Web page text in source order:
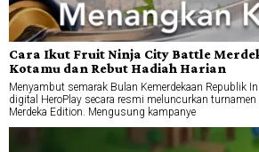
Cara Ikut Fruit Ninja City Battle
Kotamu dan Rebut Hadiah Harian
Menyambut semarak Bulan Kemerdekaan Republik
digital HeroPlay secara resmi meluncurkan
Merdeka Edition. Mengusung kampanye